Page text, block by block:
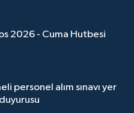
2026 - Cuma Hutbesi
personel alım sınavı yer